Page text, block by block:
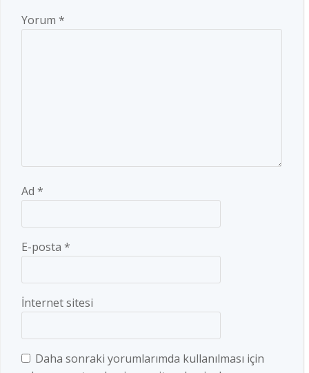
Yorum *
Ad *
E-posta *
İnternet sitesi
Daha sonraki yorumlarımda kullanılması için